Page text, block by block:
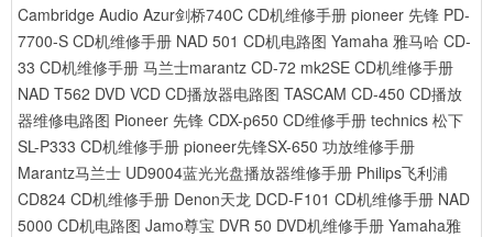
Cambridge Audio Azur剑桥740C CD机维修手册 pioneer 先锋 PD-
7700-S CD机维修手册 NAD 501 CD机电路图 Yamaha 雅马哈 CD-
33 CD机维修手册 马兰士marantz CD-72 mk2SE CD机维修手册
NAD T562 DVD VCD CD播放器电路图 TASCAM CD-450 CD播放
器维修电路图 Pioneer 先锋 CDX-p650 CD维修手册 technics 松下
SL-P333 CD机维修手册 pioneer先锋SX-650 功放维修手册
Marantz马兰士 UD9004蓝光光盘播放器维修手册 Philips飞利浦
CD824 CD机维修手册 Denon天龙 DCD-F101 CD机维修手册 NAD
5000 CD机电路图 Jamo尊宝 DVR 50 DVD机维修手册 Yamaha雅